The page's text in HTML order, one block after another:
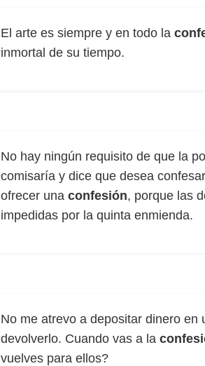
El arte es siempre y en todo la
inmortal de su tiempo.
No hay ningún requisito de que la
comisaría y dice que desea
ofrecer una confesión, porque las
impedidas por la quinta enmienda.
No me atrevo a depositar dinero
devolverlo. Cuando vas a la
vuelves para ellos?